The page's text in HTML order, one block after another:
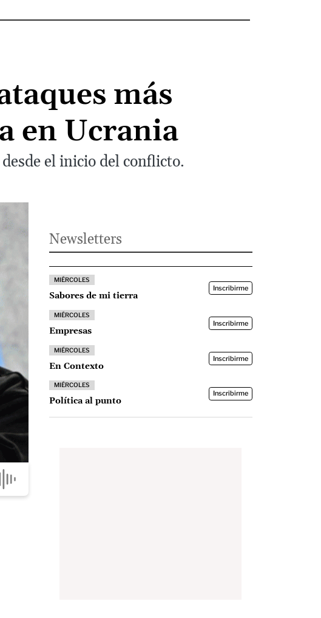
más
en Ucrania
el inicio del conflicto.
Newsletters
MIÉRCOLES
Sabores de mi tierra
Inscribirme
MIÉRCOLES
Empresas
Inscribirme
MIÉRCOLES
En Contexto
Inscribirme
MIÉRCOLES
Política al punto
Inscribirme